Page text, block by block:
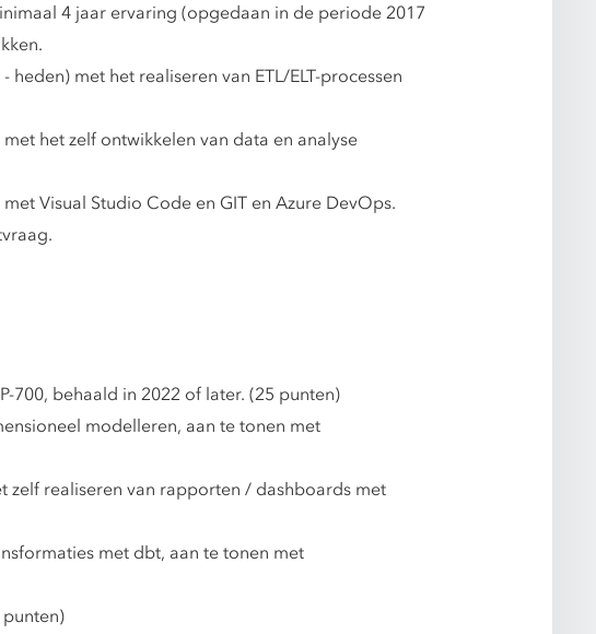
4 jaar ervaring (opgedaan in de periode 2017
met het realiseren van ETL/ELT-processen
het zelf ontwikkelen van data en analyse
Visual Studio Code en GIT en Azure DevOps.
behaald in 2022 of later. (25 punten)
modelleren, aan te tonen met
realiseren van rapporten / dashboards met
met dbt, aan te tonen met